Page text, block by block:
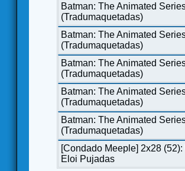
Batman: The Animated
(Tradumaquetadas)
Batman: The Animated
(Tradumaquetadas)
Batman: The Animated
(Tradumaquetadas)
Batman: The Animated
(Tradumaquetadas)
Batman: The Animated
(Tradumaquetadas)
[Condado Meeple] 2x28
Eloi Pujadas